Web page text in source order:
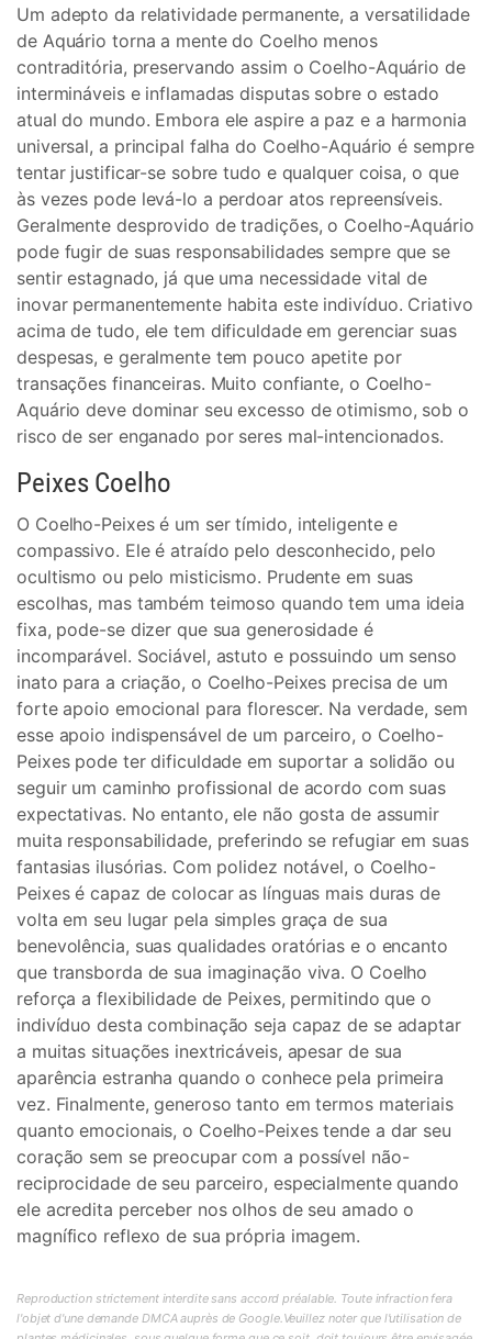
Um adepto da relatividade permanente, a versatilidade
de Aquário torna a mente do Coelho menos
contraditória, preservando assim o Coelho-Aquário de
intermináveis e inflamadas disputas sobre o estado
atual do mundo. Embora ele aspire a paz e a harmonia
universal, a principal falha do Coelho-Aquário é sempre
tentar justificar-se sobre tudo e qualquer coisa, o que
às vezes pode levá-lo a perdoar atos repreensíveis.
Geralmente desprovido de tradições, o Coelho-Aquário
pode fugir de suas responsabilidades sempre que se
sentir estagnado, já que uma necessidade vital de
inovar permanentemente habita este indivíduo. Criativo
acima de tudo, ele tem dificuldade em gerenciar suas
despesas, e geralmente tem pouco apetite por
transações financeiras. Muito confiante, o Coelho-
Aquário deve dominar seu excesso de otimismo, sob o
risco de ser enganado por seres mal-intencionados.
Peixes Coelho
O Coelho-Peixes é um ser tímido, inteligente e
compassivo. Ele é atraído pelo desconhecido, pelo
ocultismo ou pelo misticismo. Prudente em suas
escolhas, mas também teimoso quando tem uma ideia
fixa, pode-se dizer que sua generosidade é
incomparável. Sociável, astuto e possuindo um senso
inato para a criação, o Coelho-Peixes precisa de um
forte apoio emocional para florescer. Na verdade, sem
esse apoio indispensável de um parceiro, o Coelho-
Peixes pode ter dificuldade em suportar a solidão ou
seguir um caminho profissional de acordo com suas
expectativas. No entanto, ele não gosta de assumir
muita responsabilidade, preferindo se refugiar em suas
fantasias ilusórias. Com polidez notável, o Coelho-
Peixes é capaz de colocar as línguas mais duras de
volta em seu lugar pela simples graça de sua
benevolência, suas qualidades oratórias e o encanto
que transborda de sua imaginação viva. O Coelho
reforça a flexibilidade de Peixes, permitindo que o
indivíduo desta combinação seja capaz de se adaptar
a muitas situações inextricáveis, apesar de sua
aparência estranha quando o conhece pela primeira
vez. Finalmente, generoso tanto em termos materiais
quanto emocionais, o Coelho-Peixes tende a dar seu
coração sem se preocupar com a possível não-
reciprocidade de seu parceiro, especialmente quando
ele acredita perceber nos olhos de seu amado o
magnífico reflexo de sua própria imagem.
Reproduction strictement interdite sans accord préalable. Toute infraction fera
l'objet d'une demande DMCA auprès de Google.Veuillez noter que l'utilisation de